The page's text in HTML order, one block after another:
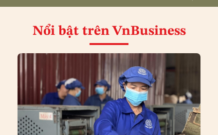
Nổi bật trên VnBusiness